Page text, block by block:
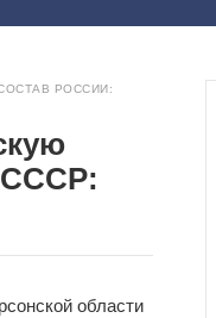
РОССИИ:
СССР:
области